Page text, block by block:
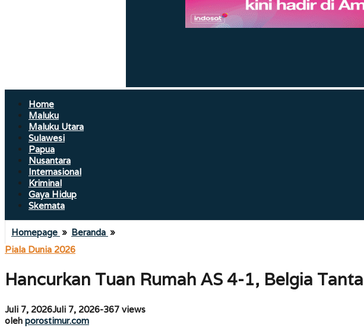
Home
Maluku
Maluku Utara
Sulawesi
Papua
Nusantara
Internasional
Kriminal
Gaya Hidup
Skemata
Homepage » Beranda »
4-
1,
Tantang
Piala Dunia 2026
Hancurkan Tuan Rumah AS 4-1, Belgia
Juli 7, 2026Juli 7, 2026oleh
-367 views
oleh porostimur.com